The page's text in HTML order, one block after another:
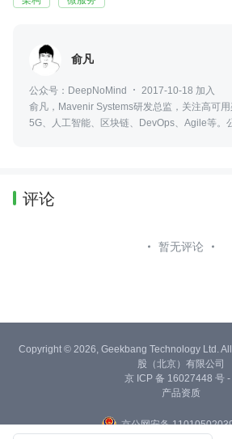
俞凡
公众号：DeepNoMind
2017-10-18 加入
俞凡，Mavenir Systems研发总监，关注高可用
5G、人工智能、区块链、DevOps、Agile等。
评论
暂无评论
Copyright © 2026, Geekbang Technology Ltd.
股（北京）有限公司
京 ICP 备 16027448 号 -
产品资质
京公网安备